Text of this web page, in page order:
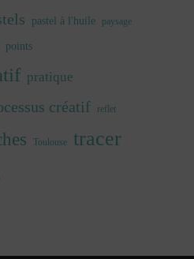
pastel à l'huile paysage
points
pratique
créatif reflet
Toulouse tracer